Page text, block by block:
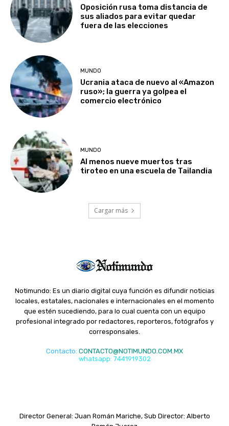
Oposición rusa toma distancia de
sus aliados para evitar quedar
fuera de las elecciones
MUNDO
Ucrania ataca de nuevo al «Amazon
ruso»; la guerra ya golpea el
comercio electrónico
MUNDO
Al menos nueve muertos tras
tiroteo en una escuela de Tailandia
Cargar más
Notimundo: Es un diario digital cuya función es difundir noticias
locales, estatales, nacionales e internacionales en el momento
que estén sucediendo, para lo cual cuenta con un equipo
profesional integrado por redactores, reporteros, fotógrafos y
corresponsales.
Contacto: CONTACTO@NOTIMUNDO.COM.MX
whatsapp: 7441919302
Director General: Juan Román Mariche, Sub Director: Alberto